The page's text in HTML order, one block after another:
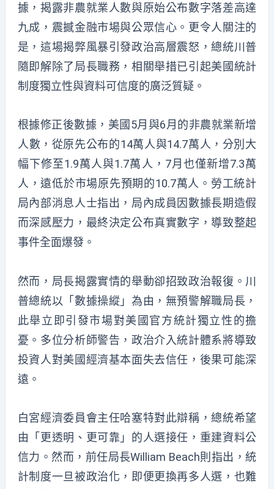
據，揭露非農就業人數與原始公布數字落差高達
九成，震撼金融市場與公眾信心。更令人關注的
是，這場揭弊風暴引發政治高層震怒，總統川普
隨即解除了局長職務，相關舉措已引起美國統計
制度獨立性與資料可信度的廣泛質疑。
根據修正後數據，美國5月與6月的非農就業新增
人數，從原先公布的14萬人與14.7萬人，分別大
幅下修至1.9萬人與1.7萬人，7月也僅新增7.3萬
人，遠低於市場原先預期的10.7萬人。勞工統計
局內部消息人士指出，局內成員因數據長期造假
而深感壓力，最終決定公布真實數字，導致整起
事件全面爆發。
然而，局長揭露實情的舉動卻招致政治報復。川
普總統以「數據操縱」為由，無預警解職局長，
此舉立即引發市場對美國官方統計獨立性的擔
憂。多位分析師警告，政治介入統計體系將導致
投資人對美國經濟基本面失去信任，後果可能深
遠。
白宮經濟委員會主任哈塞特對此辯稱，總統希望
由「更透明、更可靠」的人選接任，重建資料公
信力。然而，前任局長William Beach則指出，統
計制度一旦被政治化，即便更換再多人選，也難